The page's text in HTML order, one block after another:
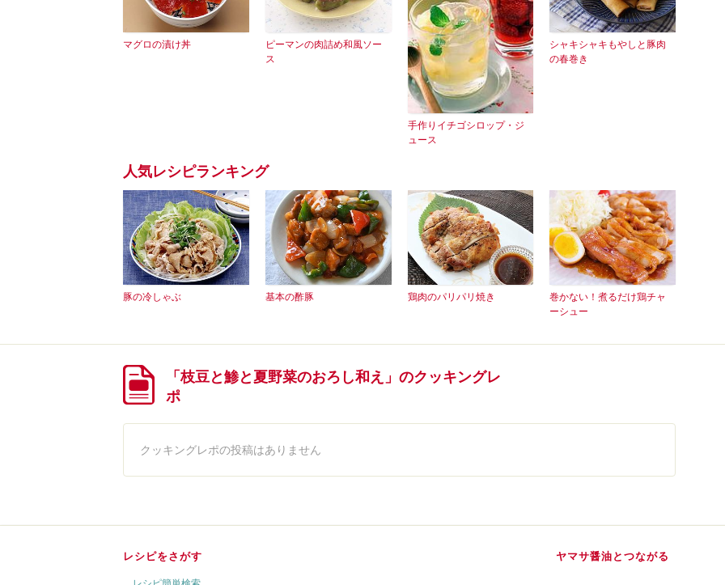
マグロの漬け丼
ピーマンの肉詰め和風ソー
ス
手作りイチゴシロップ・ジ
ュース
シャキシャキもやしと豚肉
の春巻き
人気レシピランキング
豚の冷しゃぶ 基本の酢豚 鶏肉のパリパリ焼き
巻かない！煮るだけ鶏チャ
ーシュー
「枝豆と鯵と夏野菜のおろし和え」のクッキングレ
ポ
クッキングレポの投稿はありません
レシピをさがす ヤマサ醤油とつながる